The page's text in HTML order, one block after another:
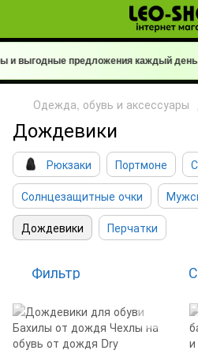
выгодные предложения каждый день
Одежда, обувь и аксессуары
Дождевики
Рюкзаки Портмоне
Солнцезащитные очки
Дождевики
Перчатки
Фильтр